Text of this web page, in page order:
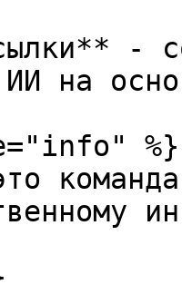
-
ИИ на
%}